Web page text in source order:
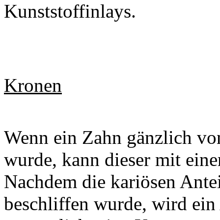
Kunststoffinlays.
Kronen
Wenn ein Zahn gänzlich
wurde, kann dieser mit
Nachdem die kariösen
beschliffen wurde, wird